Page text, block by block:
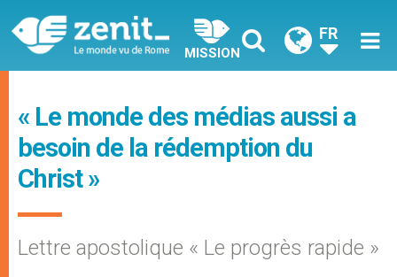
MISSION
FR
« Le monde des médias aussi a
besoin de la rédemption du
Christ »
Lettre apostolique « Le progrès rapide »